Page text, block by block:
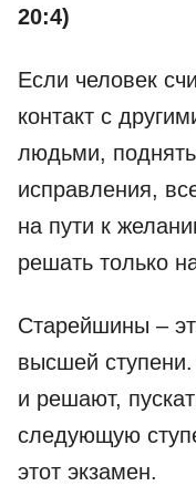
20:4)
Если человек
контакт с
людьми,
исправления,
на пути к
решать только
Старейшины –
высшей
и решают,
следующую
этот экзамен.